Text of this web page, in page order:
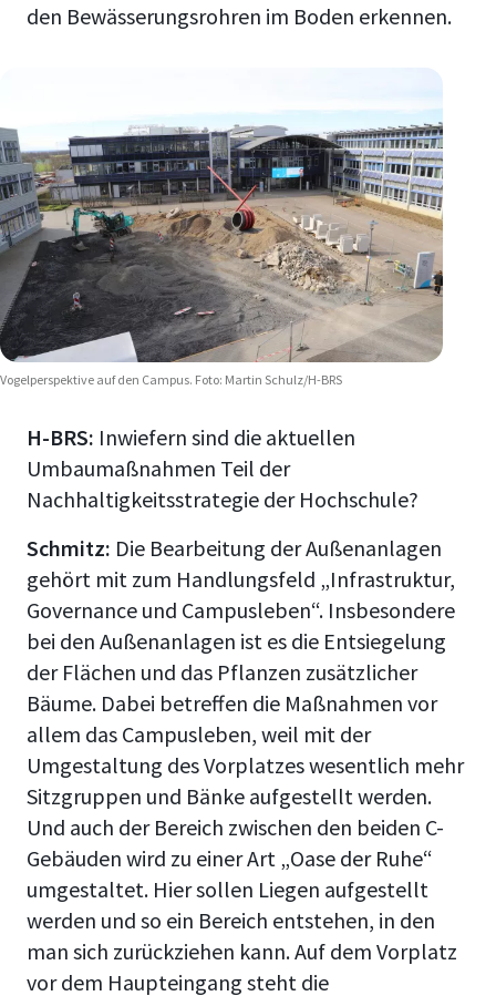
den Bewässerungsrohren im Boden erkennen.
Vogelperspektive auf den Campus. Foto: Martin Schulz/H-BRS
H-BRS: Inwiefern sind die aktuellen
Umbaumaßnahmen Teil der
Nachhaltigkeitsstrategie der Hochschule?
Schmitz: Die Bearbeitung der Außenanlagen
gehört mit zum Handlungsfeld „Infrastruktur,
Governance und Campusleben“. Insbesondere
bei den Außenanlagen ist es die Entsiegelung
der Flächen und das Pflanzen zusätzlicher
Bäume. Dabei betreffen die Maßnahmen vor
allem das Campusleben, weil mit der
Umgestaltung des Vorplatzes wesentlich mehr
Sitzgruppen und Bänke aufgestellt werden.
Und auch der Bereich zwischen den beiden C-
Gebäuden wird zu einer Art „Oase der Ruhe“
umgestaltet. Hier sollen Liegen aufgestellt
werden und so ein Bereich entstehen, in den
man sich zurückziehen kann. Auf dem Vorplatz
vor dem Haupteingang steht die